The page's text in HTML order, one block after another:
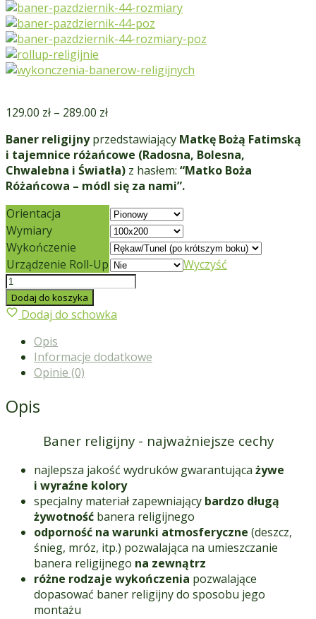
129.00 zł – 289.00 zł
Baner religijnyprzedstawiający Matkę Bożą Fatimską
i tajemnice różańcowe (Radosna, Bolesna,
Chwalebna i Światła) z hasłem: “Matko Boża
Różańcowa – módl się za nami”.
Orientacja
Wymiary
Wykończenie
Urządzenie Roll-Up
Wyczyść
ilość
Baner
religijny
Październik-
Różaniec 44
Dodaj do koszyka
Dodaj do schowka
Opis
Informacje dodatkowe
Opinie (0)
Opis
Baner religijny - najważniejsze cechy
najlepsza jakość wydruków gwarantująca żywe
i wyraźne kolory
specjalny materiał zapewniający bardzo długą
żywotność banera religijnego
odporność na warunki atmosferyczne (deszcz,
śnieg, mróz, itp.) pozwalająca na umieszczanie
banera religijnego na zewnątrz
różne rodzaje wykończenia pozwalające
dopasować baner religijny do sposobu jego
montażu